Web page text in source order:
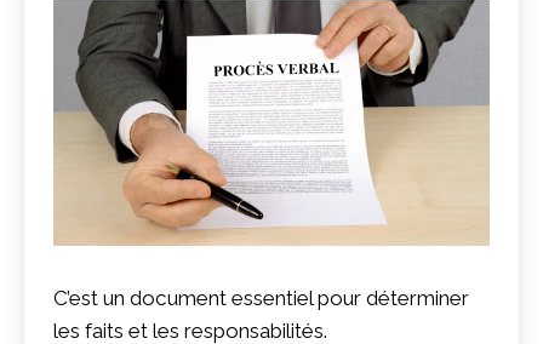
C’est un document essentiel pour déterminer
les faits et les responsabilités.